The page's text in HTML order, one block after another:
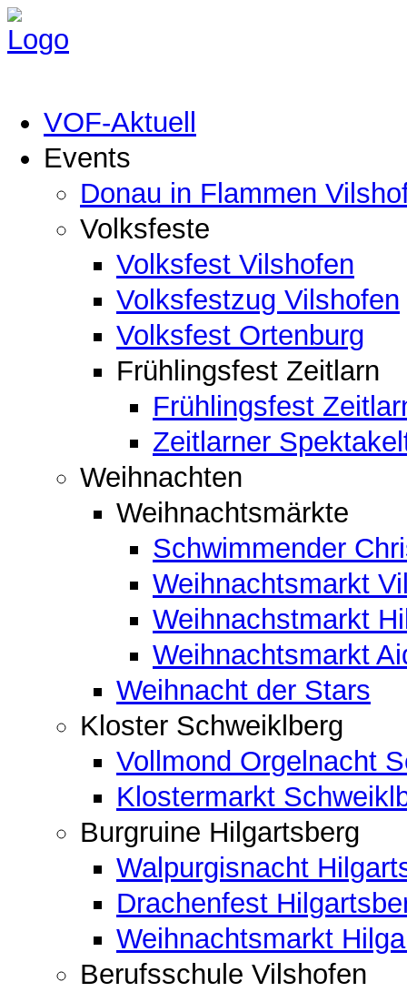
VOF-Aktuell
Events
Donau in Flammen
Volksfeste
Volksfest Vilshofen
Volksfestzug Vilshofen
Volksfest Ortenburg
Frühlingsfest Zeitlarn
Frühlingsfest
Zeitlarner
Weihnachten
Weihnachtsmärkte
Schwimmender
Weihnachtsmarkt
Weihnachstmarkt
Weihnachtsmarkt
Weihnacht der Stars
Kloster Schweiklberg
Vollmond Orgelnacht
Klostermarkt
Burgruine Hilgartsberg
Walpurgisnacht
Drachenfest
Weihnachtsmarkt
Berufsschule Vilshofen